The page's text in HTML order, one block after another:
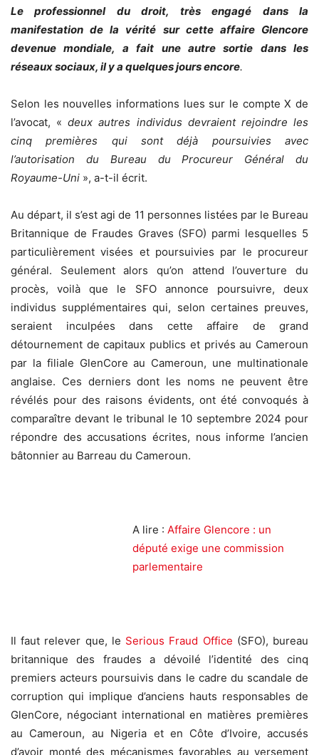
Le professionnel du droit, très engagé dans la
manifestation de la vérité sur cette affaire Glencore
devenue mondiale, a fait une autre sortie dans les
réseaux sociaux, il y a quelques jours encore.
Selon les nouvelles informations lues sur le compte X de
l’avocat, «deux autres individus devraient rejoindre les
cinq premières qui sont déjà poursuivies avec
l’autorisation du Bureau du Procureur Général du
Royaume-Uni », a-t-il écrit.
Au départ, il s’est agi de 11 personnes listées par le Bureau
Britannique de Fraudes Graves (SFO) parmi lesquelles 5
particulièrement visées et poursuivies par le procureur
général. Seulement alors qu’on attend l’ouverture du
procès, voilà que le SFO annonce poursuivre, deux
individus supplémentaires qui, selon certaines preuves,
seraient inculpées dans cette affaire de grand
détournement de capitaux publics et privés au Cameroun
par la filiale GlenCore au Cameroun, une multinationale
anglaise. Ces derniers dont les noms ne peuvent être
révélés pour des raisons évidents, ont été convoqués à
comparaître devant le tribunal le 10 septembre 2024 pour
répondre des accusations écrites, nous informe l’ancien
bâtonnier au Barreau du Cameroun.
A lire : Affaire Glencore : un
député exige une commission
parlementaire
Il faut relever que, le Serious Fraud Office (SFO), bureau
britannique des fraudes a dévoilé l’identité des cinq
premiers acteurs poursuivis dans le cadre du scandale de
corruption qui implique d’anciens hauts responsables de
GlenCore, négociant international en matières premières
au Cameroun, au Nigeria et en Côte d’Ivoire, accusés
d’avoir monté des mécanismes favorables au versement